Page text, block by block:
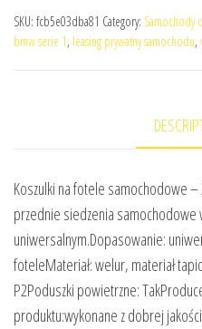
SKU: fcb5e03dba81 Category: Samochody
bmw serie 1, leasing prywatny samochodu,
Koszulki na fotele samochodowe –
przednie siedzenia samochodowe
uniwersalnym.Dopasowanie:
foteleMateriał: welur, materiał
P2Poduszki powietrzne:
produktu:wykonane z dobrej